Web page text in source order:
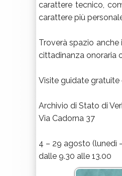
carattere tecnico,
carattere più
Troverà spazio
cittadinanza onoraria
Visite guidate gratuite
Archivio di Stato di
Via Cadorna 37
4 – 29 agosto (lunedì
dalle 9.30 alle 13.00